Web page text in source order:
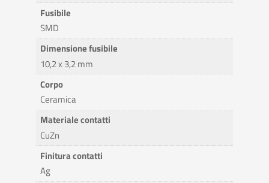
Fusibile
SMD
Dimensione fusibile
10,2 x 3,2 mm
Corpo
Ceramica
Materiale contatti
CuZn
Finitura contatti
Ag